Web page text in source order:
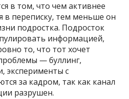
в том, что чем активнее
в переписку, тем меньше он
подростка. Подросток
информацией,
то, что тот хочет
— буллинг,
эксперименты с
за кадром, так как канал
разрушен.